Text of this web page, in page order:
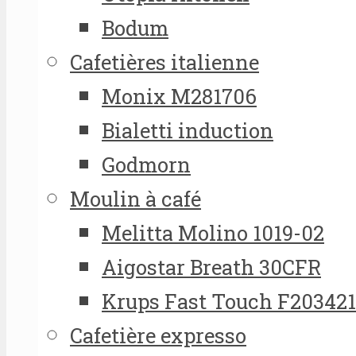
Bodum
Cafetières italienne
Monix M281706
Bialetti induction
Godmorn
Moulin à café
Melitta Molino 1019-02
Aigostar Breath 30CFR
Krups Fast Touch
Cafetière expresso